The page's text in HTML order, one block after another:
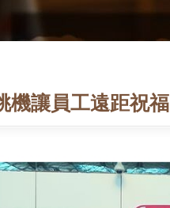
機讓員工遠距祝福